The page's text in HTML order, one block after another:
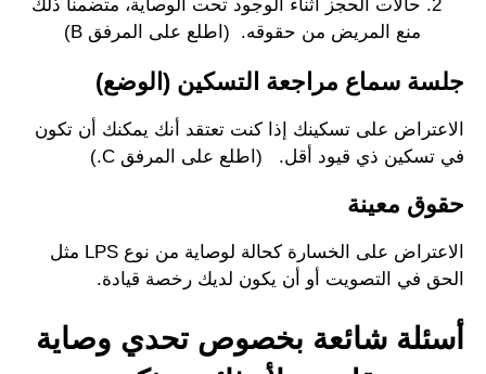
حالات الحجز أثناء الوجود تحت الوصاية، متضمنا ذلك
منع المريض من حقوقه. (اطلع على المرفق B)
جلسة سماع مراجعة التسكين (الوضع)
الاعتراض على تسكينك إذا كنت تعتقد أنك يمكنك أن تكون
في تسكين ذي قيود أقل. (اطلع على المرفق C.)
حقوق معينة
الاعتراض على الخسارة كحالة لوصاية من نوع LPS مثل
الحق في التصويت أو أن يكون لديك رخصة قيادة.
أسئلة شائعة بخصوص تحدي وصاية